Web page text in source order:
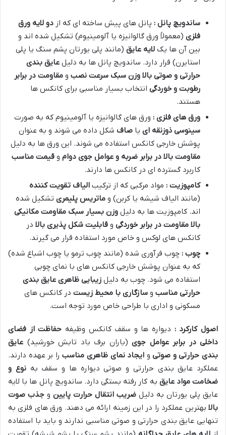
ساندویچ پانل : پانل های پیش ساخته ای که از دو لایه ورق
فلزی (معمولاً ورق گالوانیزه یا آلومینیوم) تشکیل شده اند و
بین آن ها یک لایه عایق (مانند پلی یورتان پشم سنگ یا پلی
استایرن) قرار دارد. ساندویچ پانل ها به دلیل عایق بندی
حرارتی و صوتی بالا وزن سبک سرعت نصب و مقاومت در برابر
رطوبت و خوردگی انتخاب بسیار مناسبی برای کانکس ها
هستند.
ورق های فلزی : ورق های گالوانیزه یا آلومینیوم که به صورت
سینوسی ذوزنقه ای یا صاف شکل داده می شوند و به عنوان
پوشش خارجی کانکس استفاده می شوند. این ورق ها به دلیل
مقاومت بالا در برابر ضربه و عوامل جوی دوام و قیمت مناسب
کاربرد گسترده ای در کانکس ها دارند.
کامپوزیت : مواد مرکبی که از ترکیب الیاف تقویت کننده
(مانند الیاف شیشه یا کربن) و ماتریس پلیمری تشکیل شده
اند. کامپوزیت ها به دلیل وزن بسیار سبک مقاومت مکانیکی
بالا مقاومت در برابر خوردگی و قابلیت شکل پذیری بالا در
کانکس های لوکس و خاص مورد استفاده قرار می گیرند.
چوب : چوب فرآوری شده (مانند چوب ترمو یا چوب اشباع شده)
که به عنوان پوشش خارجی کانکس های با نمای چوبی
استفاده می شود. چوب به دلیل زیبایی ظاهری عایق بندی
حرارتی مناسب و سازگاری با محیط زیست در کانکس های
مسکونی و اداری با طراحی خاص مورد توجه است.
اصول کارکرد : دیواره ها و سقف کانکس وظیفه حفاظت از فضای
داخلی در برابر عوامل جوی (باران برف باد تابش خورشید) عایق
بندی حرارتی و صوتیو ایجاد نمای ظاهری مناسبرا بر عهده دارند.
عملکرد عایق بندی حرارتی و صوتی دیواره ها و سقف بهنوع و
ضخامت مواد عایق به کار رفته بستگی دارد. ساندویچ پانل ها با لایه
عایق پلی یورتان به دلیل ضریب انتقال حرارت پایین و جذب صوت
بالا بهترین عملکرد را در این زمینه ارائه می دهند. ورق های فلزی به
تنهایی عایق بندی حرارتی و صوتی مناسبی ندارند و باید با استفاده